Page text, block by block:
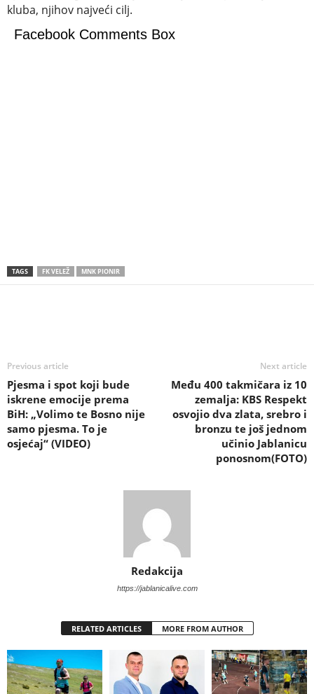
kluba, njihov najveći cilj.
Facebook Comments Box
TAGS FK VELEŽ MNK PIONIR
Previous article
Pjesma i spot koji bude
iskrene emocije prema
BiH: „Volimo te Bosno nije
samo pjesma. To je
osjećaj“ (VIDEO)
Next article
Među 400 takmičara iz 10
zemalja: KBS Respekt
osvojio dva zlata, srebro i
bronzu te još jednom
učinio Jablanicu
ponosnom(FOTO)
Redakcija
https://jablanicalive.com
RELATED ARTICLES MORE FROM AUTHOR